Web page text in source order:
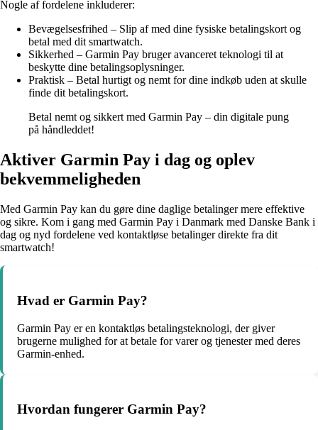
Nogle af fordelene inkluderer:
Bevægelsesfrihed – Slip af med dine fysiske betalingskort og
betal med dit smartwatch.
Sikkerhed – Garmin Pay bruger avanceret teknologi til at
beskytte dine betalingsoplysninger.
Praktisk – Betal hurtigt og nemt for dine indkøb uden at skulle
finde dit betalingskort.
Betal nemt og sikkert med Garmin Pay – din digitale pung
på håndleddet!
Aktiver Garmin Pay i dag og oplev
bekvemmeligheden
Med Garmin Pay kan du gøre dine daglige betalinger mere effektive
og sikre. Kom i gang med Garmin Pay i Danmark med Danske Bank i
dag og nyd fordelene ved kontaktløse betalinger direkte fra dit
smartwatch!
Hvad er Garmin Pay?
Garmin Pay er en kontaktløs betalingsteknologi, der giver
brugerne mulighed for at betale for varer og tjenester med deres
Garmin-enhed.
Hvordan fungerer Garmin Pay?